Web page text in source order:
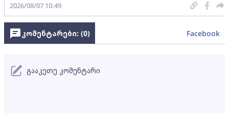
2026/08/07 10:49
კომენტარები: (0) Facebook
გააკეთე კომენტარი